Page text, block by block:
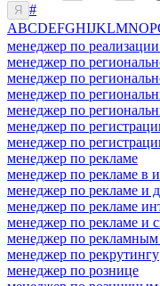
Я
#
ABCDEFGHIJKLMNOP
менеджер по
менеджер по
менеджер по
менеджер по
менеджер по
менеджер по
менеджер по
менеджер по рекламе
менеджер по рекламе в
менеджер по рекламе и
менеджер по рекламе
менеджер по рекламе и
менеджер по рекламным
менеджер по рекрутингу
менеджер по рознице